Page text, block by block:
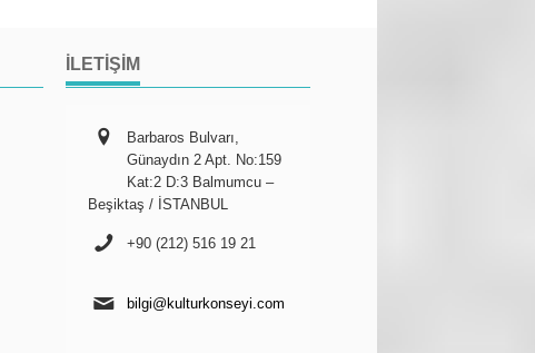
İLETIŞIM
Barbaros Bulvarı,
Günaydın 2 Apt. No:159
Kat:2 D:3 Balmumcu –
Beşiktaş / İSTANBUL
+90 (212) 516 19 21
bilgi@kulturkonseyi.com